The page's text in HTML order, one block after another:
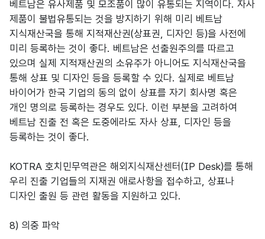
베트남은 유사제품 및 모조품이 많이 유통되는 지역이다. 자사
제품이 불법유통되는 것을 방지하기 위해 미리 베트남
지식재산국을 통해 지적재산권(상표권, 디자인 등)을 사전에
미리 등록하는 것이 좋다. 베트남은 선출원주의를 따르고
있으며 실제 지적재산권의 소유주가 아니어도 지식재산국을
통해 상표 및 디자인 등을 등록할 수 있다. 실제로 베트남
바이어가 한국 기업의 동의 없이 상표를 자기 회사명 혹은
개인 명의로 등록하는 경우도 있다. 이런 부분을 고려하여
베트남 진출 전 혹은 도중에라도 자사 상표, 디자인 등을
등록하는 것이 좋다.
KOTRA 호치민무역관은 해외지식재산센터(IP Desk)를 통해
우리 진출 기업들의 지재권 애로사항을 접수하고, 상표나
디자인 출원 등 관련 활동을 지원하고 있다.
8) 의중 파악